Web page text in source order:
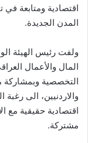
اقتصادية ومتابعة
المدن الجديدة.
ولفت رئيس الهيئة
المال والأعمال
التخصصية وبمشاركة
والاردنيين، الى
اقتصادية حقيقية مع
مشتركة.